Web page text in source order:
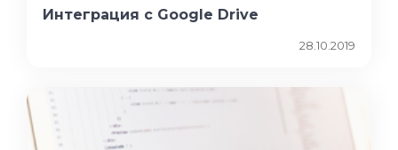
Интеграция с Google Drive
28.10.2019